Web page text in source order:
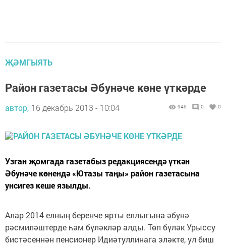
ҖӘМГЫЯТЬ
Район газетасы Әбунәче көне үткәрде
автор, 16 декабрь 2013 - 10:04 945 0 0
Узган җомгада газетабыз редакциясендә үткән
Әбунәче көнендә «Ютазы таңы» район газетасына
унсигез кеше язылды.
Алар 2014 елның беренче ярты еллыгына әбунә
рәсмиләштерде һәм бүләкләр алды. Төп бүләк Урыссу
бистәсеннән пенсионер Идиәтуллинага эләкте, ул биш